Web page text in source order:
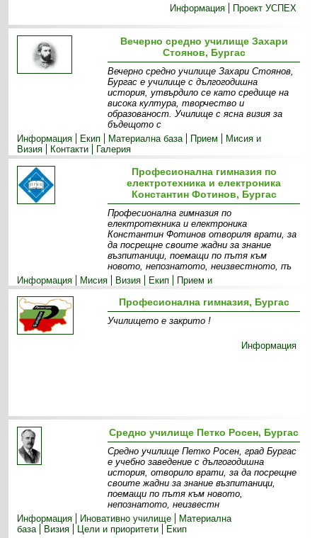
Информация
Проект УСПЕХ
Вечерно средно училище Захари
Стоянов, Бургас
Вечерно средно училище Захари Стоянов,
Бургас е училище с дългогодишна
история, утвърдило се като средище на
висока култура, творчество и
образованост. Училище с ясна визия за
бъдещото с
Информация
Екип Материална база Прием
Мисия и
Визия
Контакти Галерия
Професионална гимназия по
електротехника и електроника
Константин Фотинов, Бургас
Професионална гимназия по
електротехника и електроника
Константин Фотинов отвориля врати, за
да посрещне своите жадни за знание
възпитаници, поемащи по пътя към
новото, непознатото, неизвестното, пъ
Информация
Мисия Визия Екип
Прием и
специалности
Допълнителни дейности
Професионална гимназия, Бургас
Училището е закрито !
Информация
Средно училище Петко Росен, Бургас
Средно училище Петко Росен, град Бургас
е учебно заведение с дългогодишна
история, отворило врати, за да посрещне
своите жадни за знание възпитаници,
поемащи по пътя към новото,
непознатото, неизвестн
Информация
Иновативно училище
Материална
база
Визия Цели и приоритети Екип